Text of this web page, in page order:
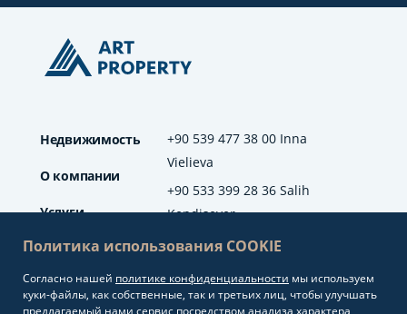
+90 539 477 38 00 Inna
Vielieva
+90 533 399 28 36 Salih
Kendisever
info@artproperty.net
Mahmutlar Mah.
Недвижимость
О компании
Услуги
Отзывы
Блог
Политика использования COOKIE
Согласно нашей политике конфиденциальности мы используем
куки-файлы, как собственные, так и третьих лиц, чтобы улучшать
предлагаемый нами сервис посредством анализа характера